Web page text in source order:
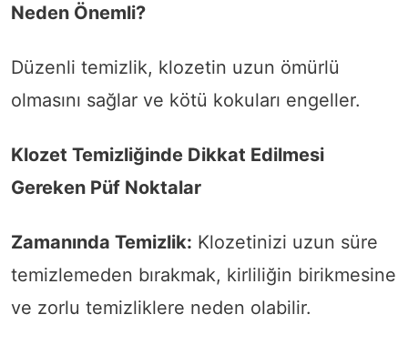
Neden Önemli?
Düzenli temizlik, klozetin uzun ömürlü
olmasını sağlar ve kötü kokuları engeller.
Klozet Temizliğinde Dikkat Edilmesi
Gereken Püf Noktalar
Zamanında Temizlik: Klozetinizi uzun süre
temizlemeden bırakmak, kirliliğin birikmesine
ve zorlu temizliklere neden olabilir.